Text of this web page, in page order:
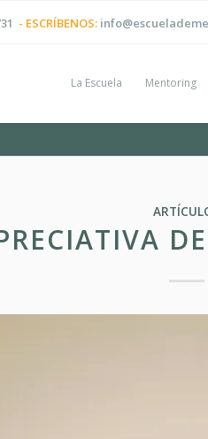
- ESCRÍBENOS:
La Escuela Mentoring